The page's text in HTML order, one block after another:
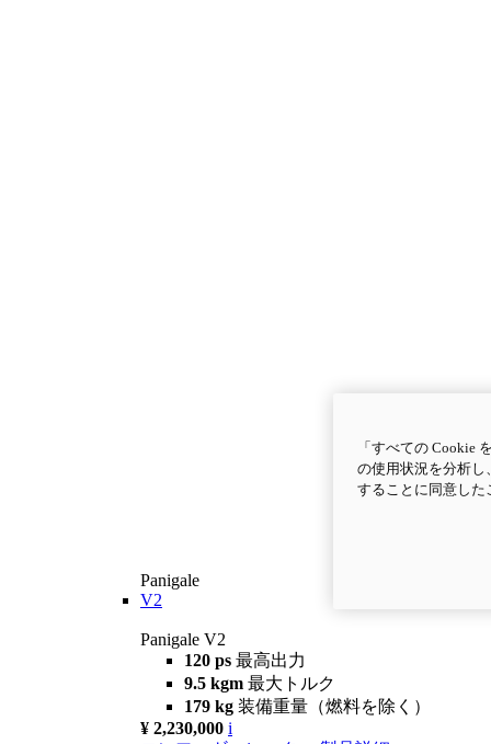
Panigale
V2
Panigale V2
120 ps 最高出力
9.5 kgm 最大トルク
179 kg 装備重量（燃料を除く）
¥ 2,230,000 i
「すべての Cookie
の使用状況を分析し
することに同意し